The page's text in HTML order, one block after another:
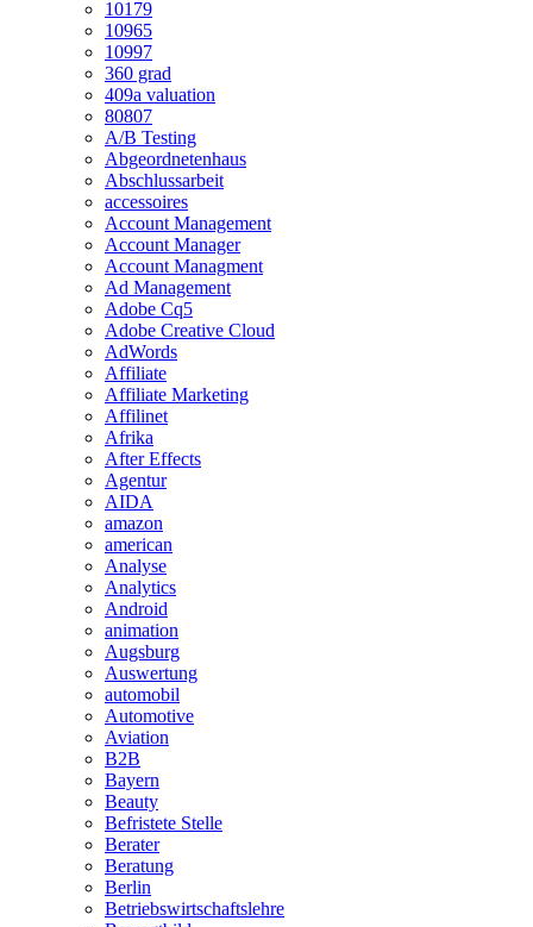
10179
10965
10997
360 grad
409a valuation
80807
A/B Testing
Abgeordnetenhaus
Abschlussarbeit
accessoires
Account Management
Account Manager
Account Managment
Ad Management
Adobe Cq5
Adobe Creative Cloud
AdWords
Affiliate
Affiliate Marketing
Affilinet
Afrika
After Effects
Agentur
AIDA
amazon
american
Analyse
Analytics
Android
animation
Augsburg
Auswertung
automobil
Automotive
Aviation
B2B
Bayern
Beauty
Befristete Stelle
Berater
Beratung
Berlin
Betriebswirtschaftslehre